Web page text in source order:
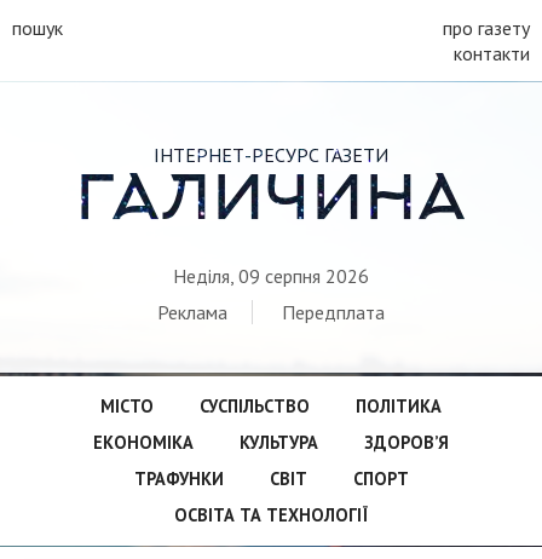
пошук
про газету
контакти
ІНТЕРНЕТ-РЕСУРС ГАЗЕТИ
ГАЛИЧИНА
Неділя, 09 серпня 2026
Реклама
Передплата
МІСТО СУСПІЛЬСТВО
ПОЛІТИКА
ЕКОНОМІКА
КУЛЬТУРА
ЗДОРОВ’Я
ТРАФУНКИ
СВІТ
СПОРТ
ОСВІТА ТА ТЕХНОЛОГІЇ